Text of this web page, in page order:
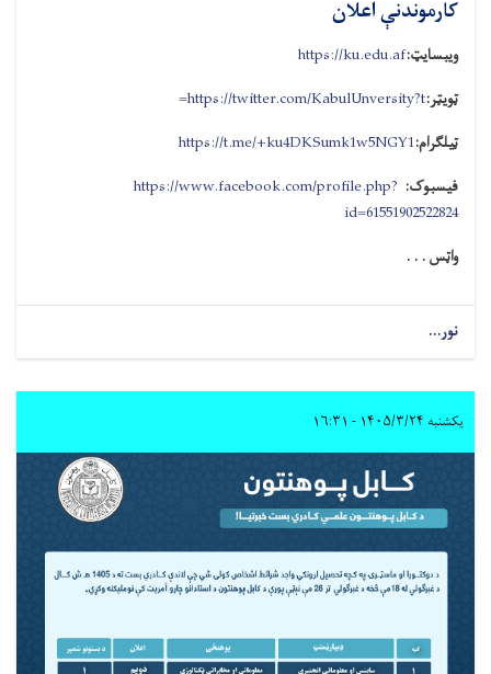
کارموندنې اعلان
ویبسایټ:https://ku.edu.af
ټویټر:https://twitter.com/KabulUnversity?t
=
ټیلګرام:https://t.me/+ku4DKSumk1w5NGY1
فیسبوک: https://www.facebook.com/profile.php?
id=61551902522824
واټس . . .
نور...
یکشنبه ۱۴۰۵/۳/۲۴ - ۱۶:۳۱